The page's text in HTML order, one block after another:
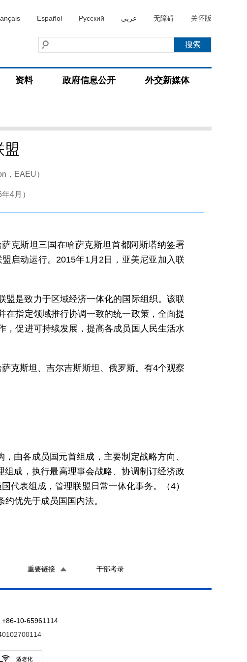
Español Русский عربي 无障碍 关怀版
资料 政府信息公开 外交新媒体
盟
，EAEU）
4月）
克斯坦三国在哈萨克斯坦首都阿斯塔纳签署
启动运行。2015年1月2日，亚美尼亚加入联
盟是致力于区域经济一体化的国际组织。该联
在指定领域推行协调一致的统一政策，全面提
，促进可持续发展，提高各成员国人民生活水
克斯坦、吉尔吉斯斯坦、俄罗斯。有4个观察
由各成员国元首组成，主要制定战略方向、
成，执行最高理事会战略、协调制订经济政
代表组成，管理联盟日常一体化事务。（4）
优先于成员国国内法。
重要链接 干部考录
10-65961114